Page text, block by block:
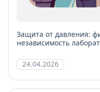
Защита от давления:
независимость
24.04.2026